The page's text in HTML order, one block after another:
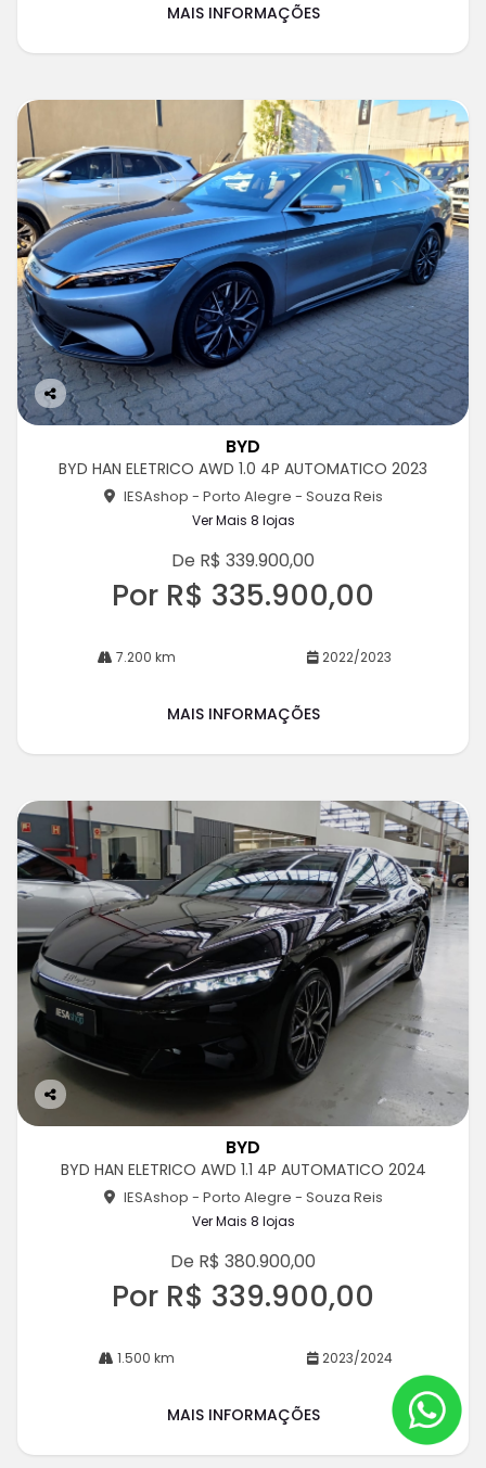
MAIS INFORMAÇÕES
Co
BYD
BYD HAN ELETRICO AWD 1.0 4P AUTOMATICO 2023
IESAshop - Porto Alegre - Souza Reis
Ver Mais 8 lojas
De R$ 339.900,00
Por R$ 335.900,00
7.200 km 2022/2023
MAIS INFORMAÇÕES
Co
BYD
BYD HAN ELETRICO AWD 1.1 4P AUTOMATICO 2024
IESAshop - Porto Alegre - Souza Reis
Ver Mais 8 lojas
De R$ 380.900,00
Por R$ 339.900,00
1.500 km 2023/2024
MAIS INFORMAÇÕES